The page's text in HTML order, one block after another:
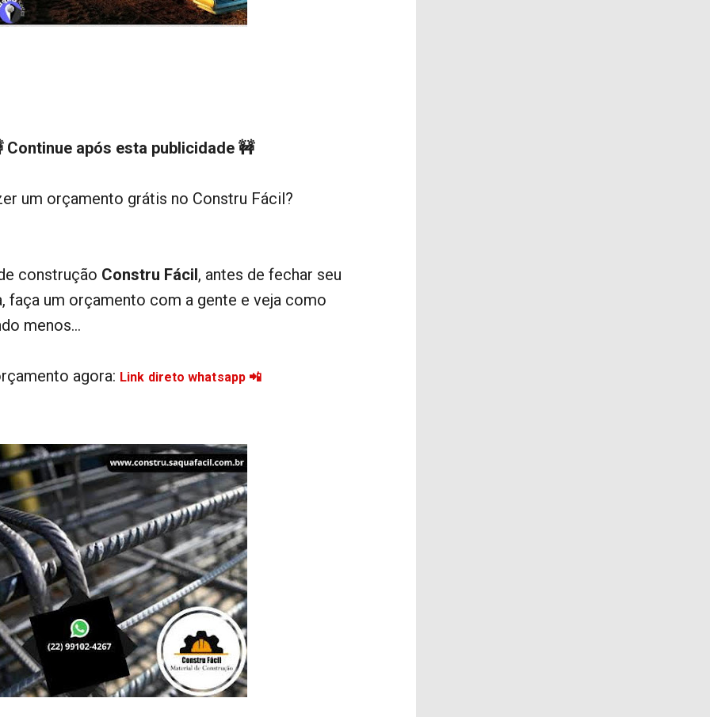
Continue após esta publicidade 🚧
um orçamento grátis no Constru Fácil?
construção Constru Fácil, antes de fechar seu
faça um orçamento com a gente e veja como
menos...
agora: Link direto whatsapp 📲